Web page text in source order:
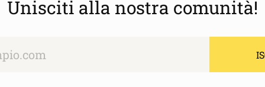
Unisciti alla nostra comunità!